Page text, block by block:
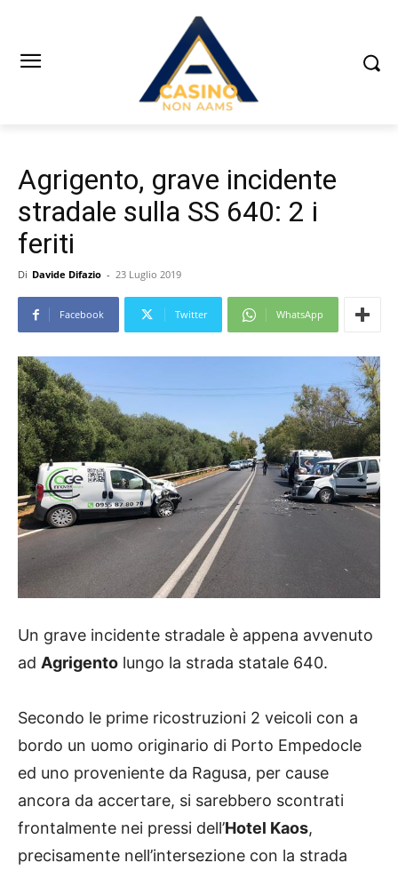
Agrigento, grave incidente
stradale sulla SS 640: 2 i
feriti
Di Davide Difazio - 23 Luglio 2019
Facebook Twitter WhatsApp
Un grave incidente stradale è appena avvenuto
ad Agrigento lungo la strada statale 640.
Secondo le prime ricostruzioni 2 veicoli con a
bordo un uomo originario di Porto Empedocle
ed uno proveniente da Ragusa, per cause
ancora da accertare, si sarebbero scontrati
frontalmente nei pressi dell’Hotel Kaos,
precisamente nell’intersezione con la strada